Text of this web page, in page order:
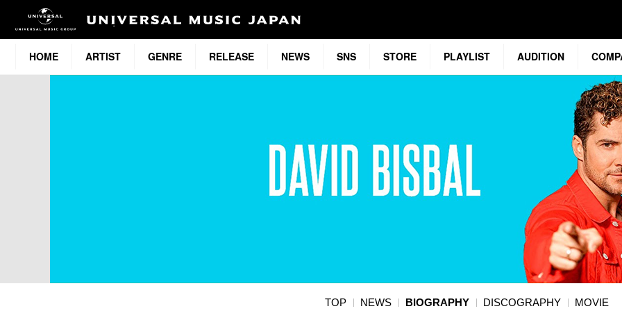
HOME ARTIST GENRE RELEASE NEWS SNS STORE PLAYLIST AUDITION
TOP NEWS BIOGRAPHY DISCOGRAPHY MOVIE